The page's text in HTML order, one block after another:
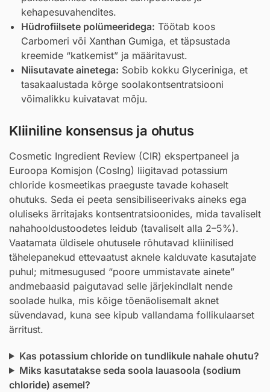
kehapesuvahendites.
Hüdrofiilsete polümeeridega: Töötab koos
Carbomeri või Xanthan Gumiga, et täpsustada
kreemide “katkemist” ja määritavust.
Niisutavate ainetega: Sobib kokku Glyceriniga, et
tasakaalustada kõrge soolakontsentratsiooni
võimalikku kuivatavat mõju.
Kliiniline konsensus ja ohutus
Cosmetic Ingredient Review (CIR) ekspertpaneel ja
Euroopa Komisjon (CosIng) liigitavad potassium
chloride kosmeetikas praeguste tavade kohaselt
ohutuks. Seda ei peeta sensibiliseerivaks aineks ega
oluliseks ärritajaks kontsentratsioonides, mida tavaliselt
nahahooldustoodetes leidub (tavaliselt alla 2–5%).
Vaatamata üldisele ohutusele rõhutavad kliinilised
tähelepanekud ettevaatust aknele kalduvate kasutajate
puhul; mitmesugused “poore ummistavate ainete”
andmebaasid paigutavad selle järjekindlalt nende
soolade hulka, mis kõige tõenäolisemalt aknet
süvendavad, kuna see kipub vallandama follikulaarset
ärritust.
Kas potassium chloride on tundlikule nahale ohutu?
Miks kasutatakse seda soola lauasoola (sodium
chloride) asemel?